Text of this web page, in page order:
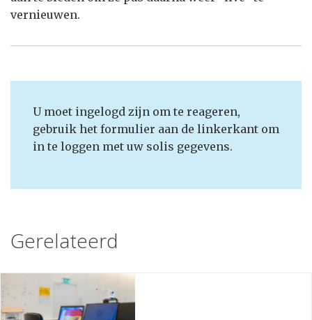
vernieuwen.
U moet ingelogd zijn om te reageren,
gebruik het formulier aan de linkerkant om
in te loggen met uw solis gegevens.
Gerelateerd